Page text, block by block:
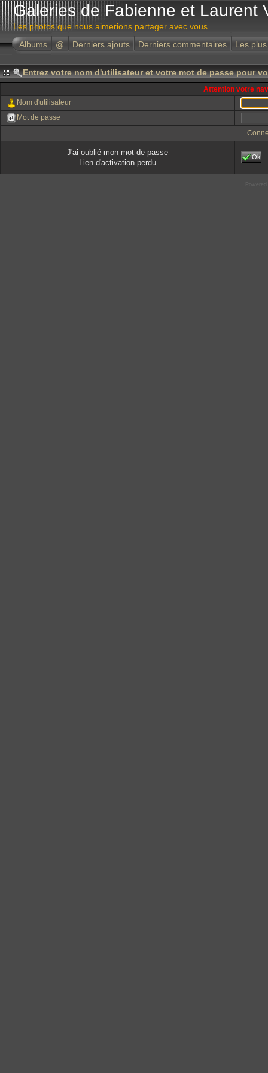
Galeries de Fabienne et Laurent
Les photos que nous aimerions partager avec vous
Albums
@ Derniers ajouts Derniers commentaires Les
Entrez votre nom d'utilisateur et votre mot de passe pour
Attention votre
Nom d'utilisateur
Mot de passe
J'ai oublié mon mot de passe
Lien d'activation perdu
Ok